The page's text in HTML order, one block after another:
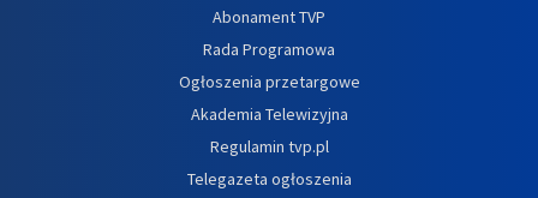
Abonament TVP
Rada Programowa
Ogłoszenia przetargowe
Akademia Telewizyjna
Regulamin tvp.pl
Telegazeta ogłoszenia